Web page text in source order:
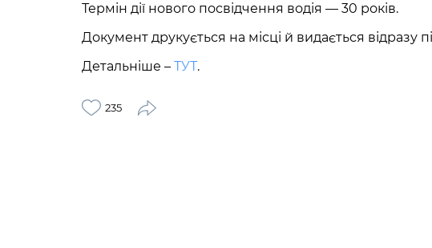
Термін дії нового посвідчення водія — 30 років.
Документ друкується на місці й видається відразу
Детальніше – ТУТ.
235